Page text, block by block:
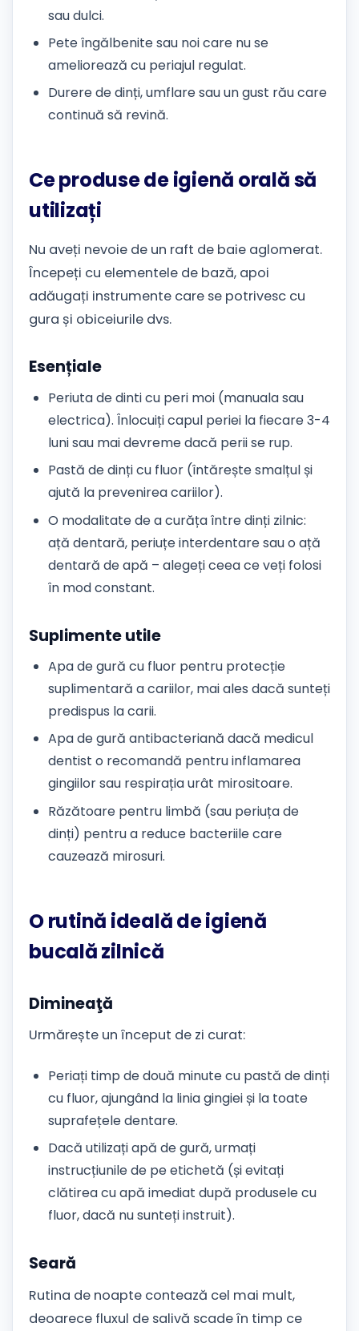
sau dulci.
Pete îngălbenite sau noi care nu se
ameliorează cu periajul regulat.
Durere de dinți, umflare sau un gust rău care
continuă să revină.
Ce produse de igienă orală să
utilizați
Nu aveți nevoie de un raft de baie aglomerat.
Începeți cu elementele de bază, apoi
adăugați instrumente care se potrivesc cu
gura și obiceiurile dvs.
Esențiale
Periuta de dinti cu peri moi (manuala sau
electrica). Înlocuiți capul periei la fiecare 3-4
luni sau mai devreme dacă perii se rup.
Pastă de dinți cu fluor (întărește smalțul și
ajută la prevenirea cariilor).
O modalitate de a curăța între dinți zilnic:
ață dentară, periuțe interdentare sau o ață
dentară de apă – alegeți ceea ce veți folosi
în mod constant.
Suplimente utile
Apa de gură cu fluor pentru protecție
suplimentară a cariilor, mai ales dacă sunteți
predispus la carii.
Apa de gură antibacteriană dacă medicul
dentist o recomandă pentru inflamarea
gingiilor sau respirația urât mirositoare.
Răzătoare pentru limbă (sau periuța de
dinți) pentru a reduce bacteriile care
cauzează mirosuri.
O rutină ideală de igienă
bucală zilnică
Dimineaţă
Urmărește un început de zi curat:
Periați timp de două minute cu pastă de dinți
cu fluor, ajungând la linia gingiei și la toate
suprafețele dentare.
Dacă utilizați apă de gură, urmați
instrucțiunile de pe etichetă (și evitați
clătirea cu apă imediat după produsele cu
fluor, dacă nu sunteți instruit).
Seară
Rutina de noapte contează cel mai mult,
deoarece fluxul de salivă scade în timp ce